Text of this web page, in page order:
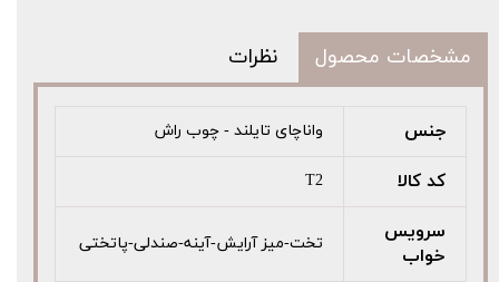
مشخصات محصول نظرات
جنس واناچای تایلند - چوب راش
کد کالا T2
سرویس
خواب
تخت-میز آرایش-آینه-صندلی-پاتختی